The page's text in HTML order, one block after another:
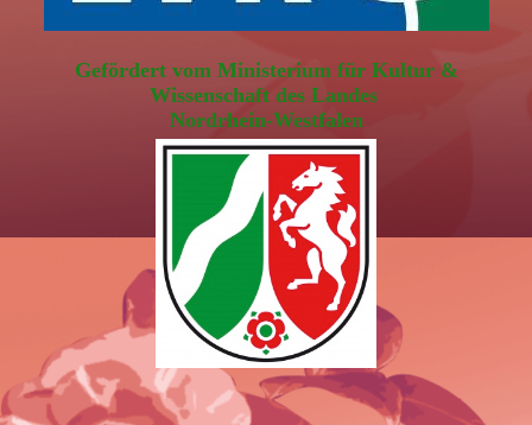
Gefördert vom Ministerium für Kultur &
Wissenschaft des Landes
Nordrhein-Westfalen